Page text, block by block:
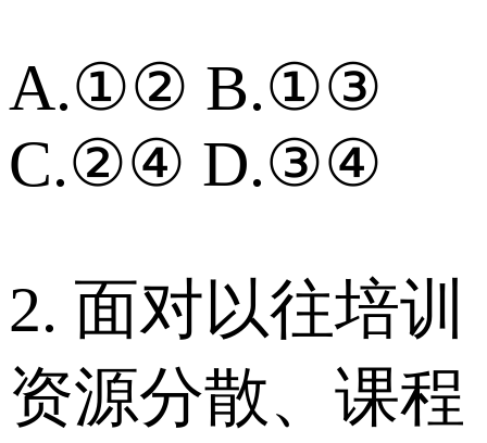
A.①② B.①③
C.②④ D.③④
2. 面对以往培训
资源分散、课程